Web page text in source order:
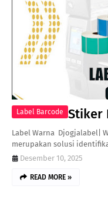
Label Barcode Stiker
Label Warna Djogjalabel|
merupakan solusi
Desember 10, 2025
READ MORE »